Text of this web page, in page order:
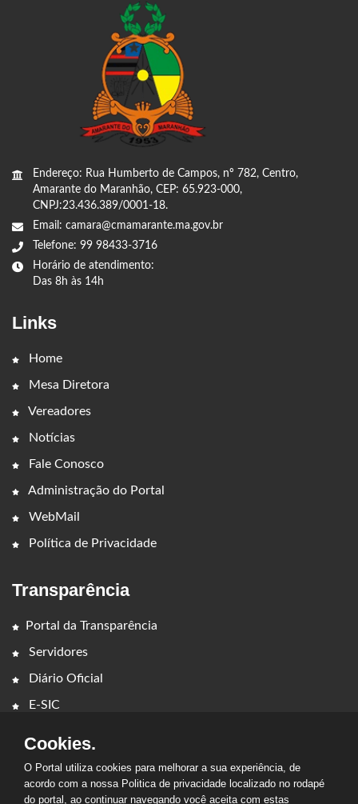
Endereço: Rua Humberto de Campos, nº 782, Centro,
Amarante do Maranhão, CEP: 65.923-000,
CNPJ:23.436.389/0001-18.
Email: camara@cmamarante.ma.gov.br
Telefone: 99 98433-3716
Horário de atendimento:
Das 8h às 14h
Links
Home
Mesa Diretora
Vereadores
Notícias
Fale Conosco
Administração do Portal
WebMail
Política de Privacidade
Transparência
Portal da Transparência
Servidores
Diário Oficial
E-SIC
Cookies.
O Portal utiliza cookies para melhorar a sua experiência, de
acordo com a nossa Politica de privacidade localizado no rodapé
do portal, ao continuar navegando você aceita com estas